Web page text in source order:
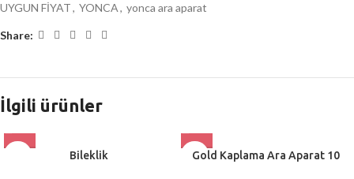
UYGUN FİYAT, YONCA, yonca ara aparat
Share:
İlgili ürünler
Bileklik TÜKENDİ
Gold Kaplama Ara Aparat 10